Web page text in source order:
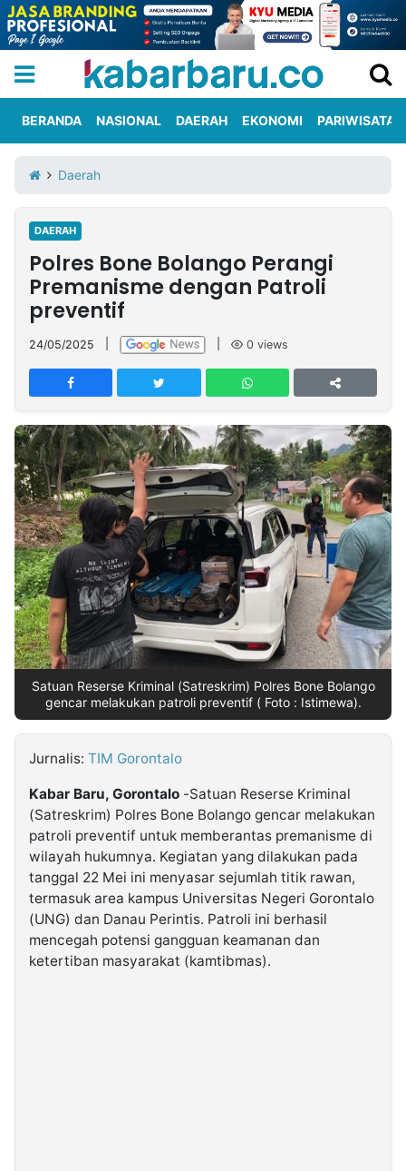
Iklan
Berita
Kami
Nasional
International
Olahraga
Entertainment
Daerah
Pariwisata
Kuliner
Kolom
Network
PT
TREETAN
INDONESIA
Partner
Insight
NTB
Suara
Time
Lens
IDN
Daily
Jogja
Jalan
Rakyat
Idealita
News
Kita
Notice
Dinamikapost.com
Radar
Baru
Seedbacklink
Follow
Kabarbaru
2026
Kabarbaru
Media
BERANDA NASIONAL DAERAH EKONOMI PARIWISATA
Daerah
DAERAH
Polres Bone Bolango Perangi
Premanisme dengan Patroli
preventif
24/05/2025 0 views
Satuan Reserse Kriminal (Satreskrim) Polres Bone Bolango
gencar melakukan patroli preventif ( Foto : Istimewa).
Jurnalis: TIM Gorontalo
Kabar Baru, Gorontalo -Satuan Reserse Kriminal
(Satreskrim) Polres Bone Bolango gencar melakukan
patroli preventif untuk memberantas premanisme di
wilayah hukumnya. Kegiatan yang dilakukan pada
tanggal 22 Mei ini menyasar sejumlah titik rawan,
termasuk area kampus Universitas Negeri Gorontalo
(UNG) dan Danau Perintis. Patroli ini berhasil
mencegah potensi gangguan keamanan dan
ketertiban masyarakat (kamtibmas).